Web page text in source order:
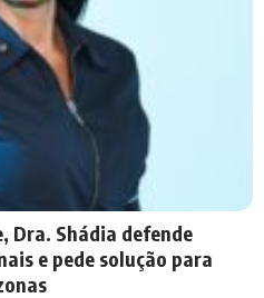
Dra. Shádia defende
e pede solução para